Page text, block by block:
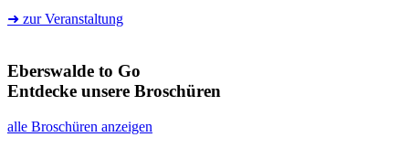
➜ zur Veranstaltung
Eberswalde to Go
Entdecke unsere Broschüren
alle Broschüren anzeigen